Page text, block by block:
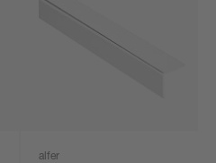
alfer